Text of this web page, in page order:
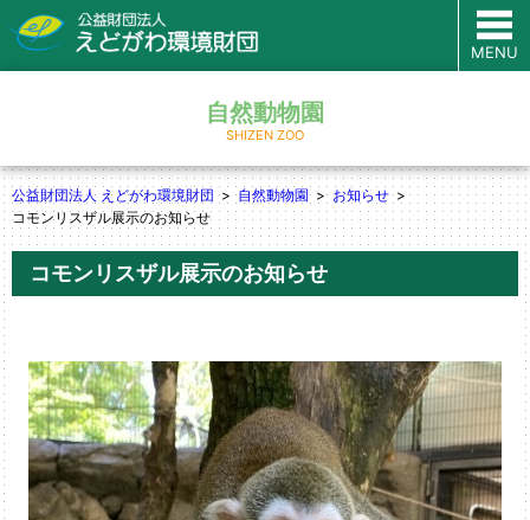
MENU
自然動物園
SHIZEN ZOO
公益財団法人 えどがわ環境財団 自然動物園
お知らせ
コモンリスザル展示のお知らせ
コモンリスザル展示のお知らせ